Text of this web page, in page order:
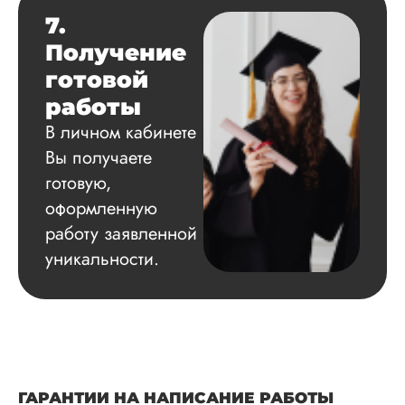
7.
Получение
готовой
работы
В личном кабинете
Вы получаете
готовую,
оформленную
работу заявленной
уникальности.
ГАРАНТИИ НА НАПИСАНИЕ РАБОТЫ